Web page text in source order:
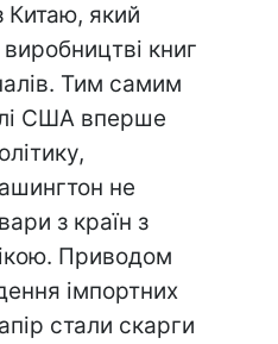
Китаю, який
книг
Тим самим
США вперше
не
з країн з
Приводом
імпортних
стали скарги